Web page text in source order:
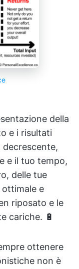
della
e i risultati
e il tuo tempo,
delle tue
ottimale e
riposato e le
cariche. 🔋
ottenere
non è